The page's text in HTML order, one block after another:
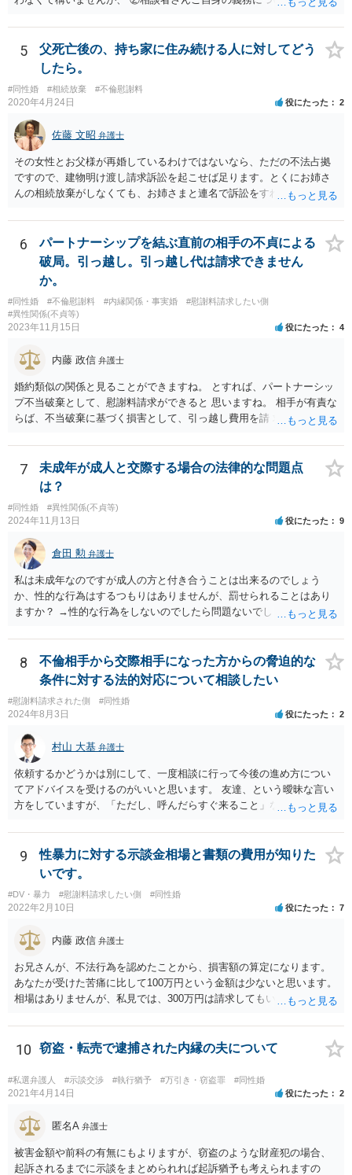
いないので何とも言えません。 そもそも、何の義務も負わないなら、
印鑑証明まで用意して推定相続人にサインさせる意味もないような気
がします。 もし何らかの義務を相続放棄しても負う内容だと困ります
ので、契約書の文面を持って、弁護士に相談に行かれることをお勧め
します。
5
父死亡後の、持ち家に住み続ける人に対してどう
したら。
#同性婚 #相続放棄 #不倫慰謝料
2020年4月24日 役にたった 2
佐藤 文昭 弁護士
その女性とお父様が再婚しているわけではないなら、ただの不法占拠
ですので、建物明け渡し請求訴訟を起こせば足ります。とくにお姉さ
んの相続放棄がしなくても、お姉さまと連名で訴訟をすればいいだけ
6
パートナーシップを結ぶ直前の相手の不貞による
破局。引っ越し。引っ越し代は請求できません
か。
#同性婚 #不倫慰謝料 #内縁関係・事実婚
#慰謝料請求したい側
#異性関係(不貞等)
2023年11月15日 役にたった 4
内藤 政信 弁護士
婚約類似の関係と見ることができますね。 とすれば、パートナーシッ
プ不当破棄として、慰謝料請求ができると 思いますね。 相手が有責な
らば、不当破棄に基づく損害として、引っ越し費用を請 求できるよう
7
未成年が成人と交際する場合の法律的な問題点
は？
#同性婚 #異性関係(不貞等)
2024年11月13日 役にたった 9
倉田 勲 弁護士
私は未成年なのですが成人の方と付き合うことは出来るのでしょう
か、性的な行為はするつもりはありませんが、罰せられることはあり
ますか？ →性的な行為をしないのでしたら問題ないでしょう
8
不倫相手から交際相手になった方からの脅迫的な
条件に対する法的対応について相談したい
#慰謝料請求された側 #同性婚
2024年8月3日 役にたった 2
村山 大基 弁護士
依頼するかどうかは別にして、一度相談に行って今後の進め方につい
てアドバイスを受けるのがいいと思います。 友達、という曖昧な言い
方をしていますが、「ただし、呼んだらすぐ来ること」などと条件を
通り関わりを断つ方向がいいと思います。
9
性暴力に対する示談金相場と書類の費用が知りた
いです。
#DV・暴力 #慰謝料請求したい側 #同性婚
2022年2月10日 役にたった 7
内藤 政信 弁護士
お兄さんが、不法行為を認めたことから、損害額の算定になります。
あなたが受けた苦痛に比して100万円という金額は少ないと思います。
相場はありませんが、私見では、300万円は請求してもいいですね。
なるような条件では困るでしょう。 支払いの効果を高めるために、弁
護士を立ち合い人にするといいで しょう。 したがって、金額も含め
て、条件については弁護士と話をするといい でしょう。 書面はどちら
が作っても構いません。 書類を作るには、少なくも、５５０００円
は、かかるでしょう。
10 窃盗・転売で逮捕された内縁の夫について
#私選弁護人 #示談交渉 #執行猶予 #万引き・窃盗罪 #同性婚
2021年4月14日 役にたった 2
匿名A 弁護士
被害金額や前科の有無にもよりますが、窃盗のような財産犯の場合、
起訴されるまでに示談をまとめられれば起訴猶予も考えられますの